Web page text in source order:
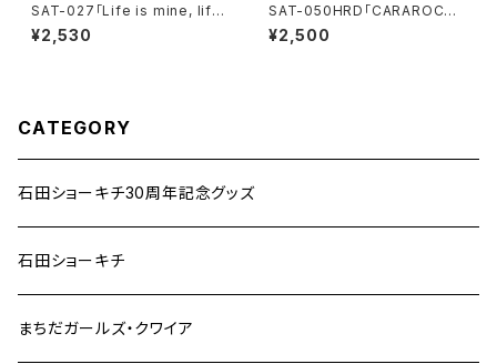
SAT-027「Life is mine, life
is fine -New edition-」
¥2,530
SAT-050HRD「CARAROCK
FESTIVAL 2005 -2022 REIS
SUE-」石田ショーキチ・ハイレ
¥2,500
CATEGORY
石田ショーキチ30周年記念グッズ
石田ショーキチ
まちだガールズ・クワイア